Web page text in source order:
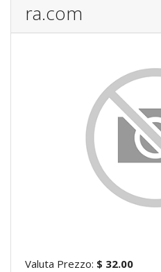
ra.com
Valuta Prezzo: $ 32.00